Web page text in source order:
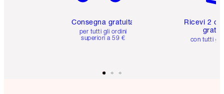
Consegna gratuita
per tutti gli ordini
superiori a 59 €
Ricevi 2
con tutti gli